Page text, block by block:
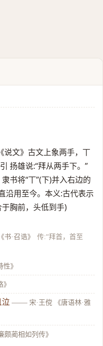
说文》古文上象两手，丅
扬雄说:“拜从两手下。”
书将“丅”(下)并入右边的
沿用至今。本义:古代表示
胸前，头低到手)
《书·召诰》
传:“拜首，首至
性》
》
泣 —— 宋·王傥 《唐语林·雅
颇蔺相如列传》